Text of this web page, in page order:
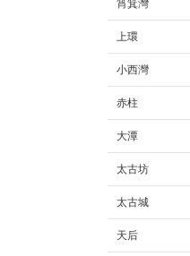
筲箕灣
上環
小西灣
赤柱
大潭
太古坊
太古城
天后